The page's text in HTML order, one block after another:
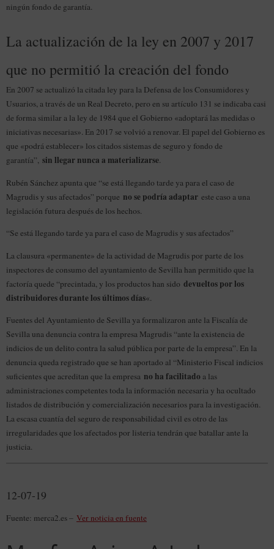
ningún fondo de garantía.
La actualización de la ley en 2007 y 2017
que no permitió la creación del fondo
En 2007 se actualizó la citada ley para la Defensa de los Consumidores y
Usuarios, a través de un Real Decreto, pero en su artículo 131 se indicaba casi
de forma similar a la ley de 1984 que el Gobierno «adoptará las medidas o
iniciativas necesarias». En 2017 se volvió a renovar. El papel del Gobierno es
que «podrá establecer» los citados sistemas de seguro y fondo de
garantía”, sin llegar nunca a materializarse.
Rubén Sánchez apunta que “se está llegando tarde ya para el caso de
Magrudis y sus afectados” porque no se podría adaptar este caso a una
legislación futura después de los hechos.
“Se está llegando tarde ya para el caso de Magrudis y sus afectados”
La clausura «permanente» de la actividad de Magrudis por parte de los
inspectores de consumo del ayuntamiento de Sevilla han permitido que la
factoría quede “precintada, y los productos han sido devueltos por los
distribuidores durante los últimos días«.
Fuentes del Ayuntamiento de Sevilla ya formalizaron ante la Fiscalía de
Sevilla una denuncia contra la empresa Magrudis “ante la existencia de
indicios de un delito contra la salud pública por parte de la empresa”. En la
denuncia queda registrado que se han aportado al “Ministerio Fiscal indicios
suficientes que acreditan que la empresa no ha facilitado a las
administraciones competentes toda la información necesaria y ha ocultado
listados de distribución y comercialización necesarios para la investigación.
La escasa cuantía del seguro de responsabilidad civil es otro de las
irregularidades que los afectados por listeria tendrán que batallar ante la
justicia.
12-07-19
Fuente: merca2.es – Ver noticia en fuente